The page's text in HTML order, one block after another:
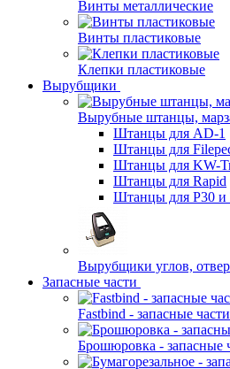
Винты металлические
Винты пластиковые
Клепки пластиковые
Вырубщики
Вырубные штанцы,
Штанцы для AD-1
Штанцы для
Штанцы для KW-
Штанцы для Rapid
Штанцы для Р30 и
Вырубщики углов,
Запасные части
Fastbind - запасные части
Брошюровка - запасные